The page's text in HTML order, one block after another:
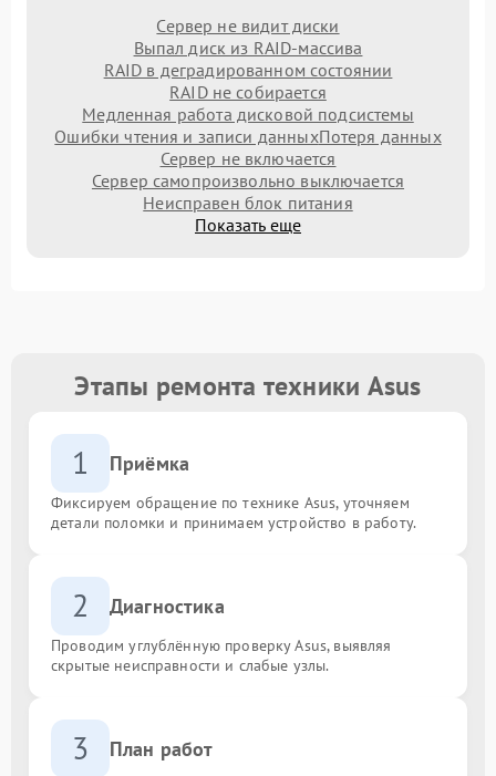
Сервер не видит диски
Выпал диск из RAID-массива
RAID в деградированном состоянии
RAID не собирается
Медленная работа дисковой подсистемы
Ошибки чтения и записи данныхПотеря данных
Сервер не включается
Сервер самопроизвольно выключается
Неисправен блок питания
Показать еще
Этапы ремонта техники Asus
1 Приёмка
Фиксируем обращение по технике Asus, уточняем
детали поломки и принимаем устройство в работу.
2 Диагностика
Проводим углублённую проверку Asus, выявляя
скрытые неисправности и слабые узлы.
3 План работ